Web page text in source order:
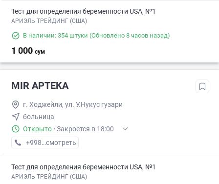
Тест для определения беременности USA, №1
АРИЭЛЬ ТРЕЙДИНГ (США)
В наличии: 354 штуки (Обновлено 8 часов назад)
1 000 сум
MIR APTEKA
г. Ходжейли, ул. У.Нукус гузари
больница
Открыто · Закроется в 18:00
+998 (90) XXX-XX-XX
смотреть
Тест для определения беременности USA, №1
АРИЭЛЬ ТРЕЙДИНГ (США)